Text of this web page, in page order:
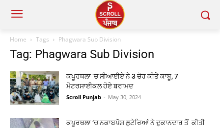
Home Tags Phagwara Sub Division
Tag: Phagwara Sub Division
ਕਪੂਰਥਲਾ ‘ਚ ਸੀਆਈਏ ਨੇ 3 ਚੋਰ ਕੀਤੇ ਕਾਬੂ, 7
ਮੋਟਰਸਾਈਕਲ ਹੋਏ ਬਰਾਮਦ
Scroll Punjab - May 30, 2024
ਕਪੂਰਥਲਾ ‘ਚ ਨਕਾਬਪੋਸ਼ ਲੁਟੇਰਿਆਂ ਨੇ ਦੁਕਾਨਦਾਰ ਤੋਂ ਕੀਤੀ